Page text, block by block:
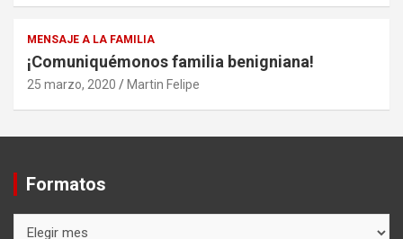
MENSAJE A LA FAMILIA
¡Comuniquémonos familia benigniana!
25 marzo, 2020 Martin Felipe
Formatos